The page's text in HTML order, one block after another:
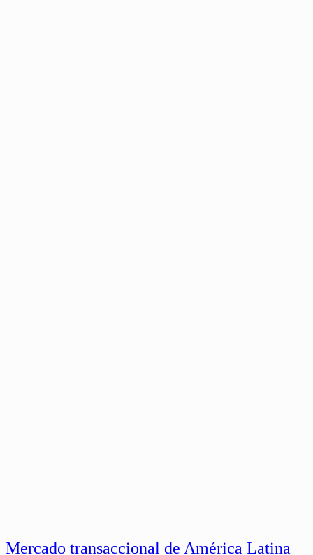
Mercado transaccional de América Latina